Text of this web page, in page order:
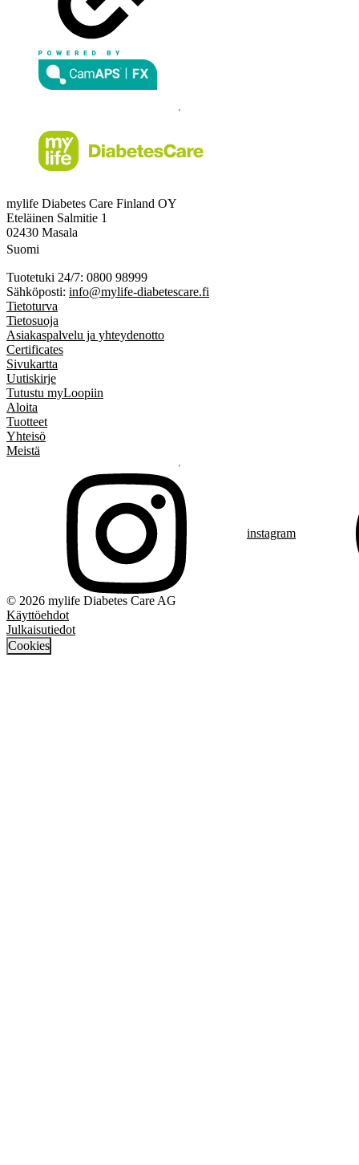
mylife Diabetes Care Finland OY
Eteläinen Salmitie 1
02430 Masala
Suomi
Tuotetuki 24/7: 0800 98999
Sähköposti: info@mylife-diabetescare.fi
Tietoturva
Tietosuoja
Asiakaspalvelu ja yhteydenotto
Certificates
Sivukartta
Uutiskirje
Tutustu myLoopiin
Aloita
Tuotteet
Yhteisö
Meistä
instagram
© 2026 mylife Diabetes Care AG
Käyttöehdot
Julkaisutiedot
Cookies